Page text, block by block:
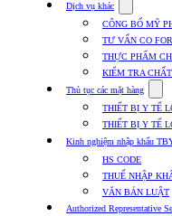
Dịch vụ khác
submenu
for
Dịch
vụ
khác
CÔNG BỐ MỸ
TƯ VẤN CO
THỰC PHẨM
KIỂM TRA
Thủ tục các mặt hàng
for
tục
THIẾT BỊ Y TẾ
THIẾT BỊ Y TẾ
Kinh nghiệm nhập khẩu
HS CODE
THUẾ NHẬP
VĂN BẢN LUẬT
Authorized Representative